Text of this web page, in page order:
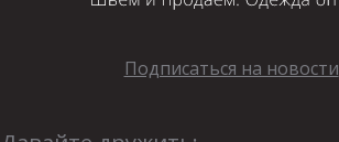
Подписаться на новости